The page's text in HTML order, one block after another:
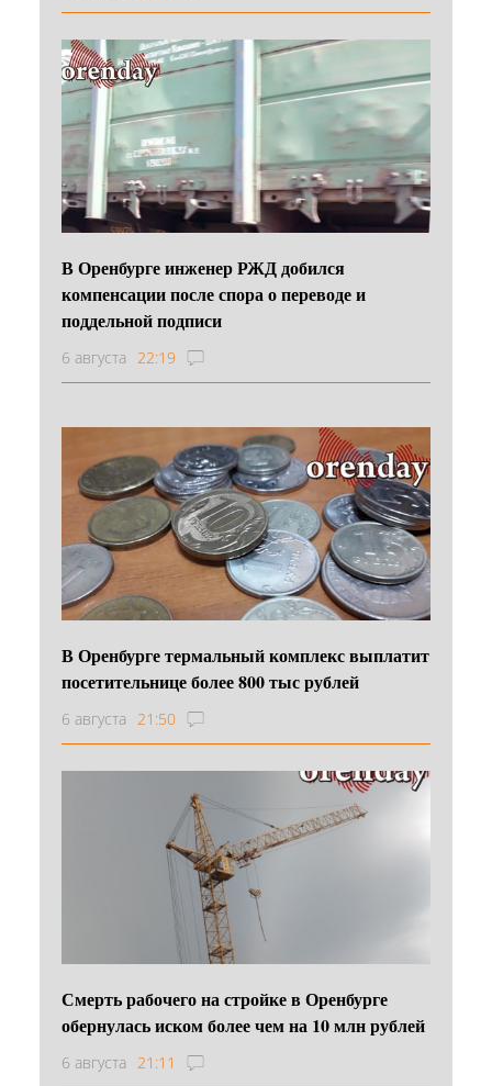
В Оренбурге инженер РЖД добился
компенсации после спора о переводе и
поддельной подписи
6 августа 22:19
В Оренбурге термальный комплекс выплатит
посетительнице более 800 тыс рублей
6 августа 21:50
Смерть рабочего на стройке в Оренбурге
обернулась иском более чем на 10 млн рублей
6 августа 21:11